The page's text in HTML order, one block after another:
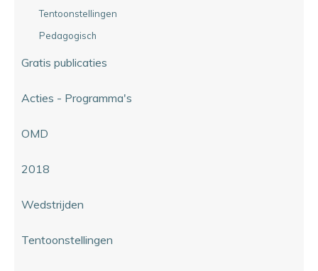
Tentoonstellingen
Pedagogisch
Gratis publicaties
Acties - Programma's
OMD
2018
Wedstrijden
Tentoonstellingen